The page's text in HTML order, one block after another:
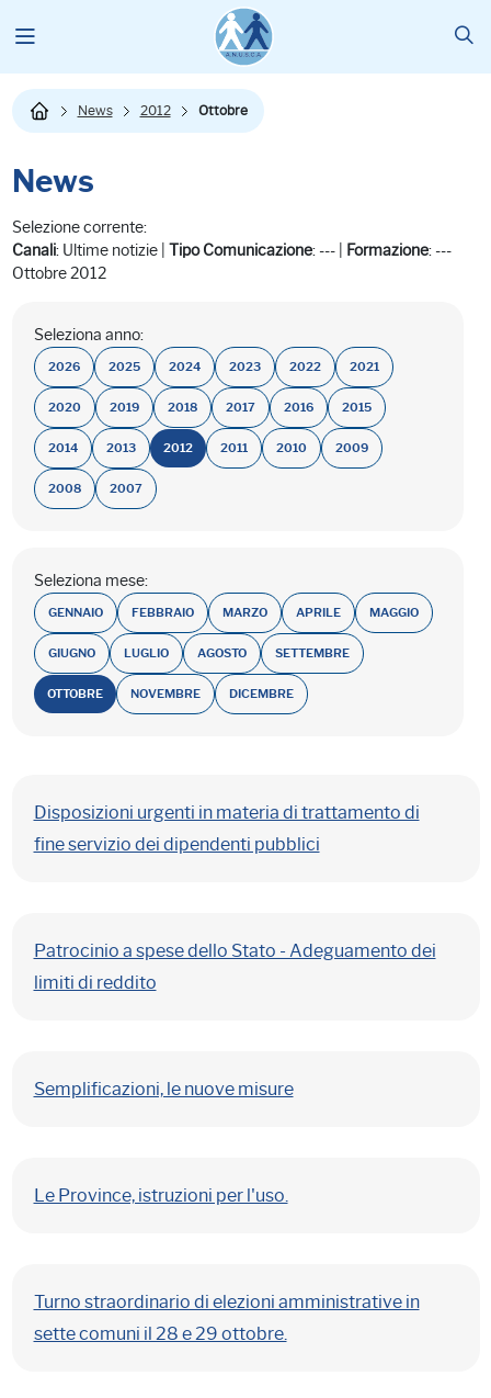
News 2012 Ottobre
News
Selezione corrente:
Canali: Ultime notizie | Tipo Comunicazione: --- | Formazione: ---
Ottobre 2012
Seleziona anno:
2026 2025 2024 2023 2022 2021
2020 2019 2018 2017 2016 2015
2014 2013 2012 2011 2010 2009
2008 2007
Seleziona mese:
GENNAIO FEBBRAIO MARZO APRILE MAGGIO
GIUGNO LUGLIO AGOSTO SETTEMBRE
OTTOBRE NOVEMBRE DICEMBRE
Disposizioni urgenti in materia di trattamento di
fine servizio dei dipendenti pubblici
Patrocinio a spese dello Stato - Adeguamento dei
limiti di reddito
Semplificazioni, le nuove misure
Le Province, istruzioni per l'uso.
Turno straordinario di elezioni amministrative in
sette comuni il 28 e 29 ottobre.